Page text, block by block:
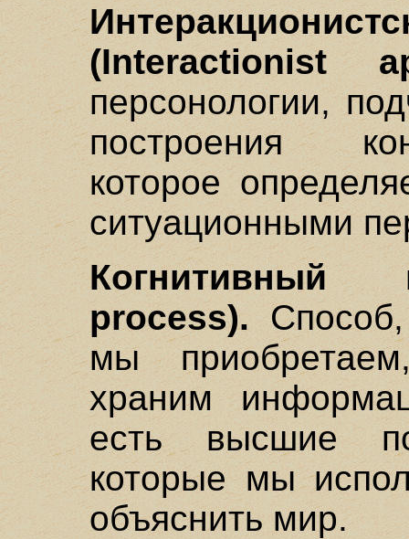
(Interactionist
персонологии,
построения
которое
ситуационными
Когнитивный
process). Способ,
мы
храним
есть высшие
которые мы
объяснить мир.